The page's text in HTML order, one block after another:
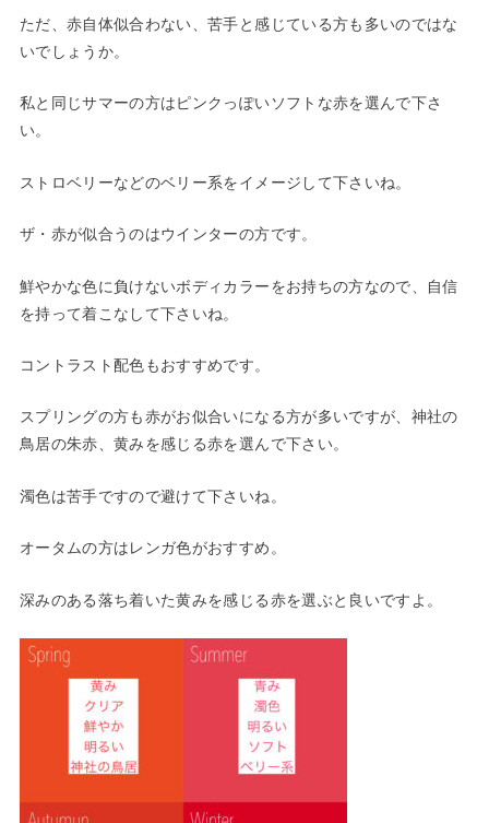
ただ、赤自体似合わない、苦手と感じている方も多いのではな
いでしょうか。
私と同じサマーの方はピンクっぽいソフトな赤を選んで下さ
い。
ストロベリーなどのベリー系をイメージして下さいね。
ザ・赤が似合うのはウインターの方です。
鮮やかな色に負けないボディカラーをお持ちの方なので、自信
を持って着こなして下さいね。
コントラスト配色もおすすめです。
スプリングの方も赤がお似合いになる方が多いですが、神社の
鳥居の朱赤、黄みを感じる赤を選んで下さい。
濁色は苦手ですので避けて下さいね。
オータムの方はレンガ色がおすすめ。
深みのある落ち着いた黄みを感じる赤を選ぶと良いですよ。